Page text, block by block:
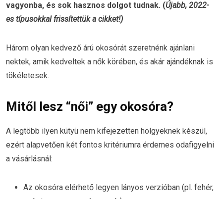
vagyonba, és sok hasznos dolgot tudnak. (Újabb, 2022-
es típusokkal frissítettük a cikket!)
Három olyan kedvező árú okosórát szeretnénk ajánlani
nektek, amik kedveltek a nők körében, és akár ajándéknak is
tökéletesek.
Mitől lesz “női” egy okosóra?
A legtöbb ilyen kütyü nem kifejezetten hölgyeknek készül,
ezért alapvetően két fontos kritériumra érdemes odafigyelni
a vásárlásnál:
Az okosóra elérhető legyen lányos verzióban (pl. fehér,